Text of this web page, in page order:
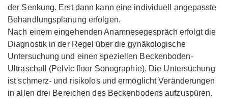
der Senkung. Erst dann kann eine individuell angepasste
Behandlungsplanung erfolgen.
Nach einem eingehenden Anamnesegespräch erfolgt die
Diagnostik in der Regel über die gynäkologische
Untersuchung und einen speziellen Beckenboden-
Ultraschall (Pelvic floor Sonographie). Die Untersuchung
ist schmerz- und risikolos und ermöglicht Veränderungen
in allen drei Bereichen des Beckenbodens aufzuspüren.